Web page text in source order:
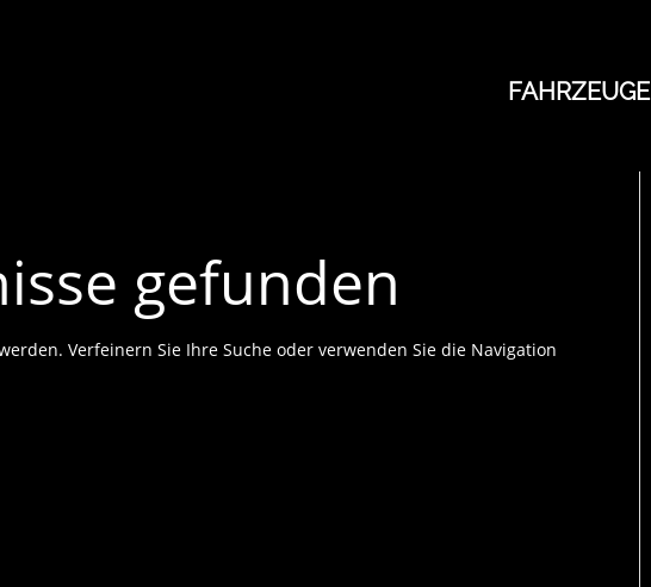
FAHRZEUGE
gefunden
Verfeinern Sie Ihre Suche oder verwenden Sie die Navigation